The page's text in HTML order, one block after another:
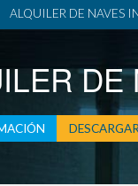
ALQUILER DE NAVES
DE